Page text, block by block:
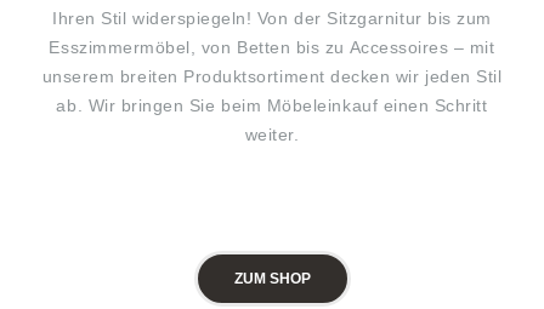
Ihren Stil widerspiegeln! Von der Sitzgarnitur bis zum
Esszimmermöbel, von Betten bis zu Accessoires – mit
unserem breiten Produktsortiment decken wir jeden Stil
ab. Wir bringen Sie beim Möbeleinkauf einen Schritt
weiter.
ZUM SHOP